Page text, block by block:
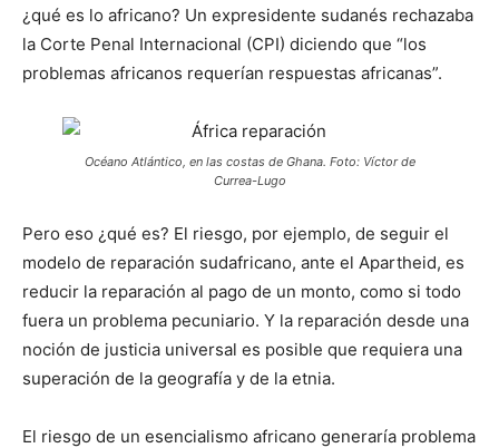
¿qué es lo africano? Un expresidente sudanés rechazaba
la Corte Penal Internacional (CPI) diciendo que “los
problemas africanos requerían respuestas africanas”.
Océano Atlántico, en las costas de Ghana. Foto: Víctor de
Currea-Lugo
Pero eso ¿qué es? El riesgo, por ejemplo, de seguir el
modelo de reparación sudafricano, ante el Apartheid, es
reducir la reparación al pago de un monto, como si todo
fuera un problema pecuniario. Y la reparación desde una
noción de justicia universal es posible que requiera una
superación de la geografía y de la etnia.
El riesgo de un esencialismo africano generaría problema